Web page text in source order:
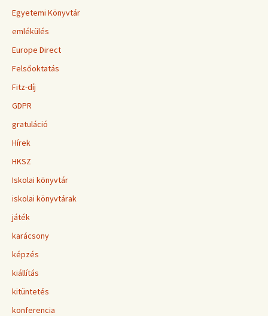
Egyetemi Könyvtár
emlékülés
Europe Direct
Felsőoktatás
Fitz-díj
GDPR
gratuláció
Hírek
HKSZ
Iskolai könyvtár
iskolai könyvtárak
játék
karácsony
képzés
kiállítás
kitüntetés
konferencia